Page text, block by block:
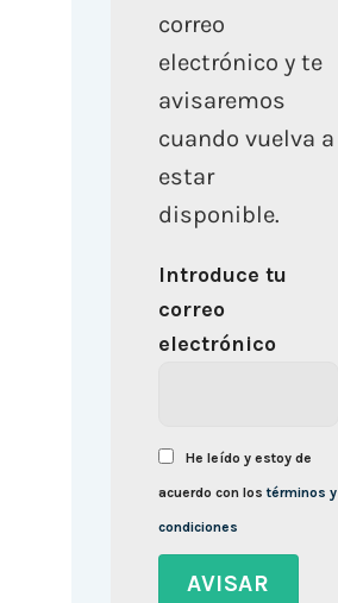
correo
electrónico y te
avisaremos
cuando vuelva a
estar
disponible.
Introduce tu
correo
electrónico
He leído y estoy de
acuerdo con lostérminos y
condiciones